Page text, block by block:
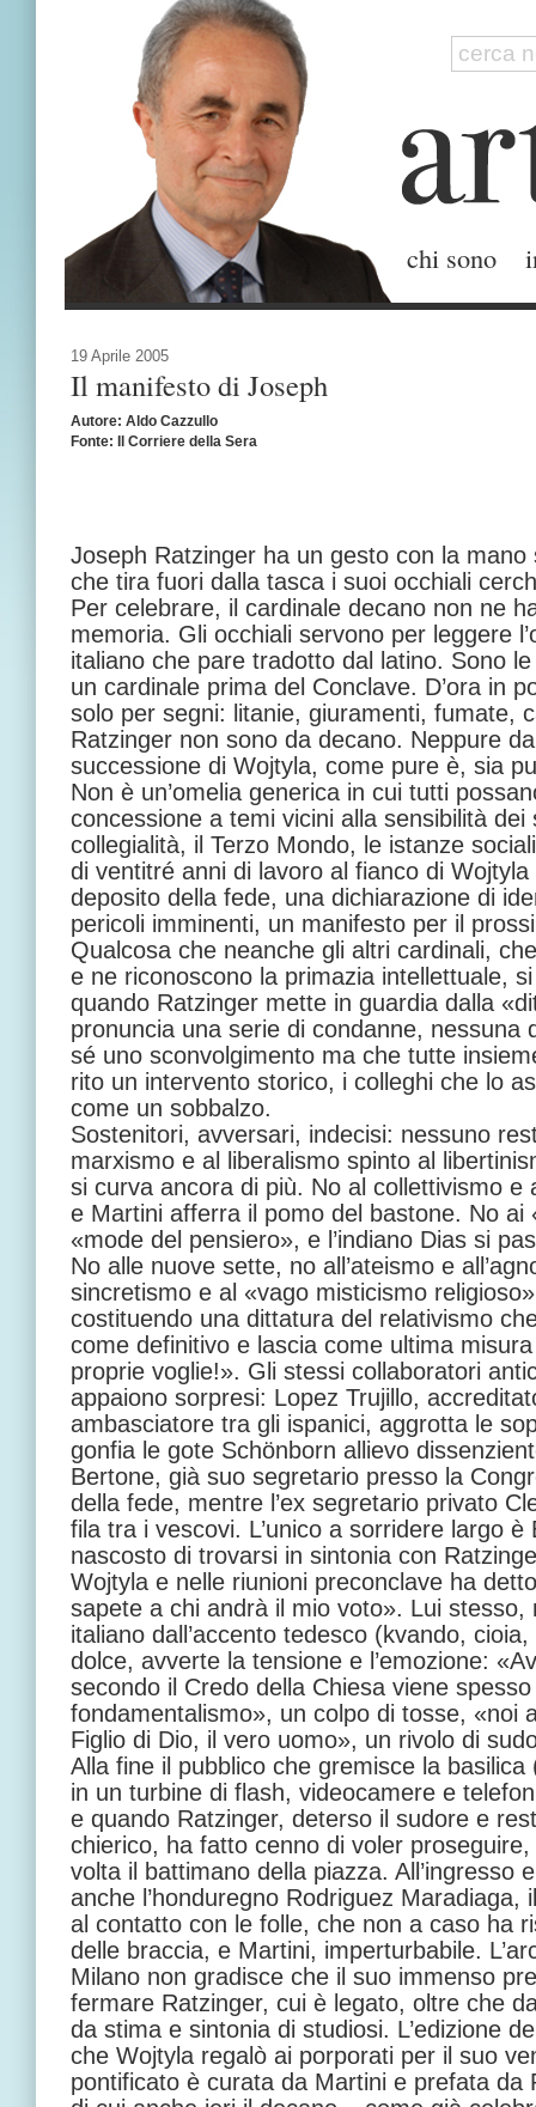
chi sono
19 Aprile 2005
Il manifesto di Joseph
Autore: Aldo Cazzullo
Fonte: Il Corriere della Sera
Joseph Ratzinger ha un gesto con la
che tira fuori dalla tasca i suoi occhiali
Per celebrare, il cardinale decano non ne
memoria. Gli occhiali servono per leggere
italiano che pare tradotto dal latino. Sono
un cardinale prima del Conclave. D’ora in
solo per segni: litanie, giuramenti, fumate,
Ratzinger non sono da decano. Neppure
successione di Wojtyla, come pure è, sia
Non è un’omelia generica in cui tutti
concessione a temi vicini alla sensibilità dei
collegialità, il Terzo Mondo, le istanze
di ventitré anni di lavoro al fianco di
deposito della fede, una dichiarazione di
pericoli imminenti, un manifesto per il
Qualcosa che neanche gli altri cardinali,
e ne riconoscono la primazia intellettuale,
quando Ratzinger mette in guardia dalla
pronuncia una serie di condanne, nessuna
sé uno sconvolgimento ma che tutte
rito un intervento storico, i colleghi che lo
come un sobbalzo.
Sostenitori, avversari, indecisi: nessuno
marxismo e al liberalismo spinto al
si curva ancora di più. No al collettivismo e
e Martini afferra il pomo del bastone. No ai
«mode del pensiero», e l’indiano Dias si
No alle nuove sette, no all’ateismo e
sincretismo e al «vago misticismo
costituendo una dittatura del relativismo
come definitivo e lascia come ultima
proprie voglie!». Gli stessi collaboratori
appaiono sorpresi: Lopez Trujillo,
ambasciatore tra gli ispanici, aggrotta le
gonfia le gote Schönborn allievo
Bertone, già suo segretario presso la
della fede, mentre l’ex segretario privato
fila tra i vescovi. L’unico a sorridere largo
nascosto di trovarsi in sintonia con
Wojtyla e nelle riunioni preconclave ha
sapete a chi andrà il mio voto». Lui stesso,
italiano dall’accento tedesco (kvando,
dolce, avverte la tensione e l’emozione:
secondo il Credo della Chiesa viene
fondamentalismo», un colpo di tosse, «noi
Figlio di Dio, il vero uomo», un rivolo di
Alla fine il pubblico che gremisce la
in un turbine di flash, videocamere e
e quando Ratzinger, deterso il sudore e
chierico, ha fatto cenno di voler
volta il battimano della piazza. All’ingresso
anche l’honduregno Rodriguez
al contatto con le folle, che non a caso ha
delle braccia, e Martini, imperturbabile.
Milano non gradisce che il suo immenso
fermare Ratzinger, cui è legato, oltre che
da stima e sintonia di studiosi. L’edizione
che Wojtyla regalò ai porporati per il suo
pontificato è curata da Martini e prefata da